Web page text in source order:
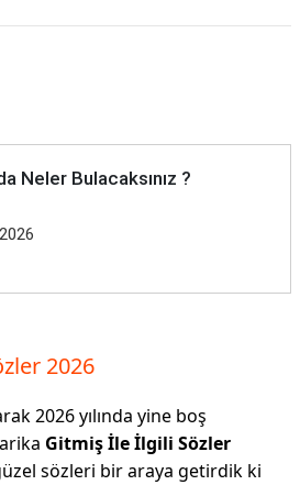
Neler Bulacaksınız ?
2026
2026 yılında yine boş
Gitmiş İle İlgili Sözler
sözleri bir araya getirdik ki